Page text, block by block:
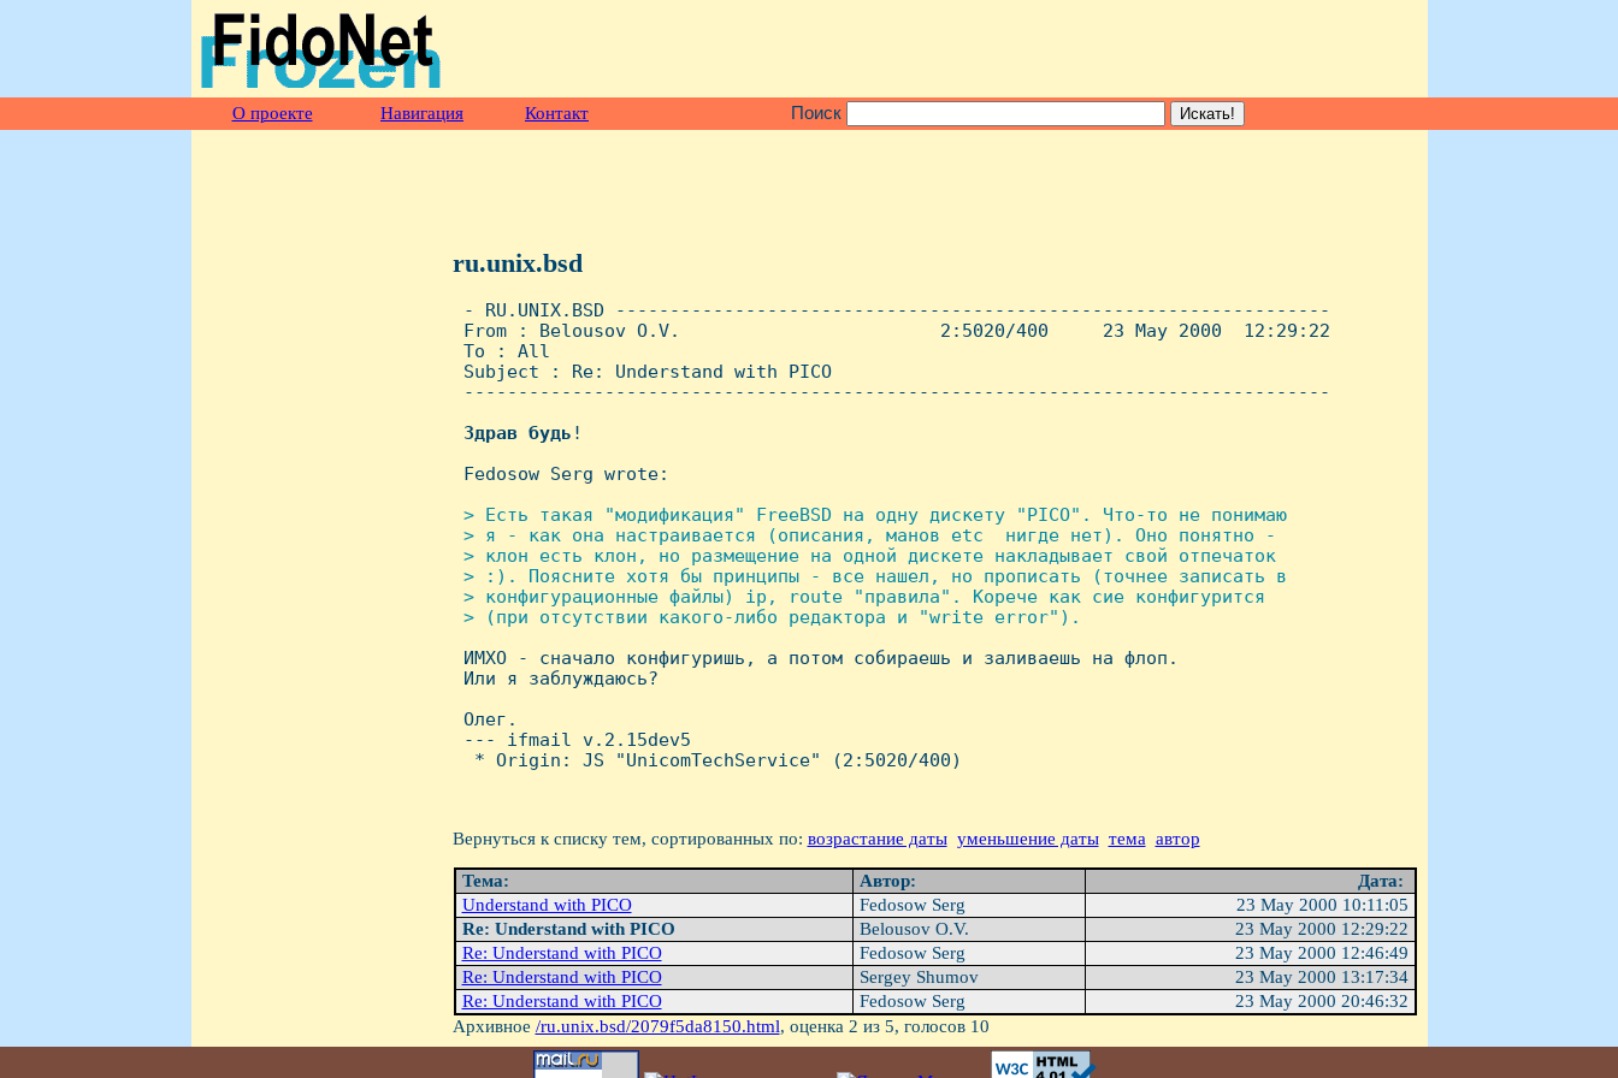
О проекте Навигация Контакт Поиск
ru.unix.bsd
- RU.UNIX.BSD ------------------------------------------------------------------
From : Belousov O.V.                        2:5020/400     23 May 2000  12:29:22
To : All
Subject : Re: Understand with PICO
--------------------------------------------------------------------------------
Здрав будь !
Fedosow Serg wrote:
> Есть такая "модификация" FreeBSD на одну дискету "PICO". Что-то не понимаю
> я - как она настраивается (описания, манов etc  нигде нет). Оно понятно -
> клон есть клон, но размещение на одной дискете накладывает свой отпечаток
> :). Поясните хотя бы принципы - все нашел, но прописать (точнее записать в
> конфигурационные файлы) ip, route "правила". Корече как сие конфигурится
> (при отсутствии какого-либо редактора и "write error").
ИМХО - сначало конфигуришь, а потом собираешь и заливаешь на флоп.
Или я заблуждаюсь?
Олег.
--- ifmail v.2.15dev5
  * Origin: JS "UnicomTechService" (2:5020/400)
Вернуться к списку тем, сортированных по: возрастание даты уменьшение даты тема автор
Тема: Автор:
Дата:
Understand with PICO
Fedosow Serg
23 May 2000 10:11:05
Re: Understand with PICO
Belousov O.V.
23 May 2000 12:29:22
Re: Understand with PICO
Fedosow Serg
23 May 2000 12:46:49
Re: Understand with PICO
Sergey Shumov
23 May 2000 13:17:34
Re: Understand with PICO
Fedosow Serg
23 May 2000 20:46:32
Архивное /ru.unix.bsd/2079f5da8150.html, оценка 2 из 5, голосов 10